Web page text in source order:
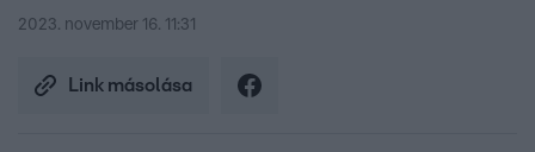
2023. november 16. 11:31
Link másolása